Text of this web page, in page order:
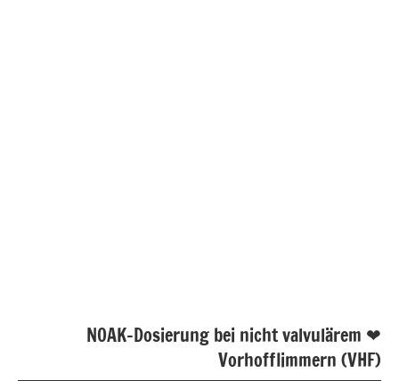
❤ NOAK-Dosierung bei nicht valvulärem
Vorhofflimmern (VHF)